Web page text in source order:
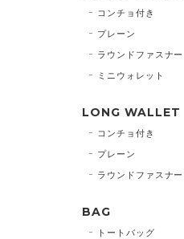
コンチョ付き
プレーン
ラウンドファスナー
ミニウォレット
LONG WALLET
コンチョ付き
プレーン
ラウンドファスナー
BAG
トートバッグ